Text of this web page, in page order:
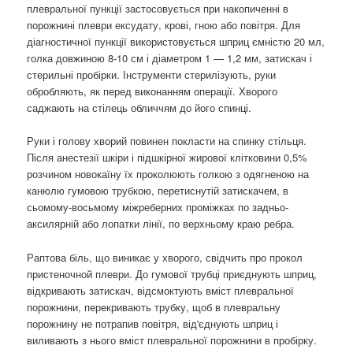
плевральної пункції застосовується при накопиченні в
порожнині плеври ексудату, крові, гною або повітря. Для
діагностичної пункції використовується шприц ємністю 20 мл,
голка довжиною 8-10 см і діаметром 1 — 1,2 мм, затискач і
стерильні пробірки. Інструменти стерилізують, руки
обробляють, як перед виконанням операції. Хворого
саджають на стілець обличчям до його спинці.
Руки і голову хворий повинен покласти на спинку стільця.
Після анестезії шкіри і підшкірної жирової клітковини 0,5%
розчином новокаїну їх проколюють голкою з одягненою на
канюлю гумовою трубкою, перетиснутій затискачем, в
сьомому-восьмому міжреберних проміжках по задньо-
аксилярній або лопатки лінії, по верхньому краю ребра.
Раптова біль, що виникає у хворого, свідчить про прокол
пристеночной плеври. До гумової трубці приєднують шприц,
відкривають затискач, відсмоктують вміст плевральної
порожнини, перекривають трубку, щоб в плевральну
порожнину не потрапив повітря, від'єднують шприц і
виливають з нього вміст плевральної порожнини в пробірку.